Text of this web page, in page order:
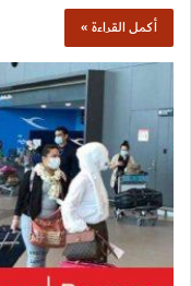
أكمل القراءة »